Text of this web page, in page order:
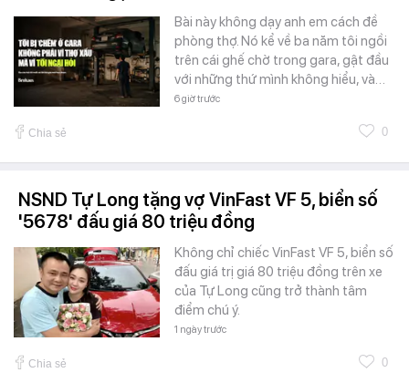
Bài này không dạy anh em cách đề
phòng thợ. Nó kể về ba năm tôi ngồi
trên cái ghế chờ trong gara, gật đầu
với những thứ mình không hiểu, và…
6 giờ trước
Chia sẻ 0
NSND Tự Long tặng vợ VinFast VF 5, biển số
'5678' đấu giá 80 triệu đồng
Không chỉ chiếc VinFast VF 5, biển số
đấu giá trị giá 80 triệu đồng trên xe
của Tự Long cũng trở thành tâm
điểm chú ý.
1 ngày trước
Chia sẻ 0